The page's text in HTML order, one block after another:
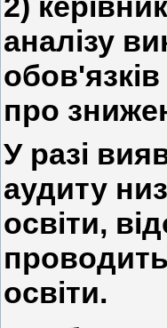
аналізу
обов'язків
про
У разі
аудиту
освіти,
освіти.